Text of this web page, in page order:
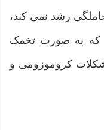
رشد نمی کند،
که به صورت تخمک
کروموزومی و